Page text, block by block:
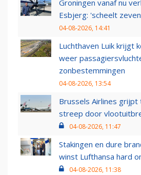
Groningen vanaf nu
Esbjerg: 'scheelt
04-08-2026, 14:41
Luchthaven Luik krijgt
weer
zonbestemmingen
04-08-2026, 13:54
Brussels Airlines grijpt
streep door
04-08-2026, 11:47
Stakingen en dure
winst Lufthansa hard
04-08-2026, 11:38